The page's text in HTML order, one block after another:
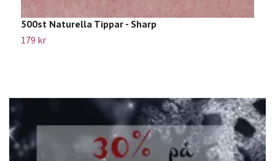
500st Naturella Tippar - Sharp
179 kr